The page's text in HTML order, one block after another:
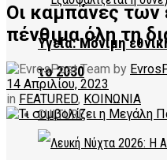
Υγεία: Μόνιμη
το 2030
CULTURE
Οι καμπάνες των
πένθιμα όλη τη
by
14 Απριλίου, 2023
in FEATURED, ΚΟΙΝΩΝΙΑ